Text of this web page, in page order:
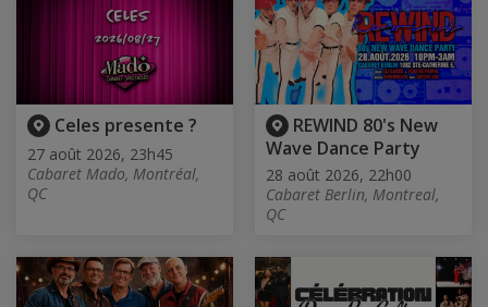
Celes presente ?
27 août 2026, 23h45
Cabaret Mado, Montréal,
QC
REWIND 80's New
Wave Dance Party
28 août 2026, 22h00
Cabaret Berlin, Montreal,
QC